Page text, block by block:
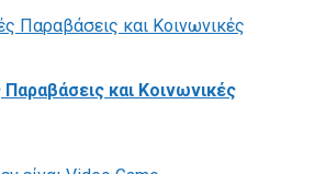
Παραβάσεις και Κοινωνικές